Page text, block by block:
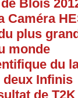
Blois
Caméra
plus
monde
du
deux Infinis
de T2K